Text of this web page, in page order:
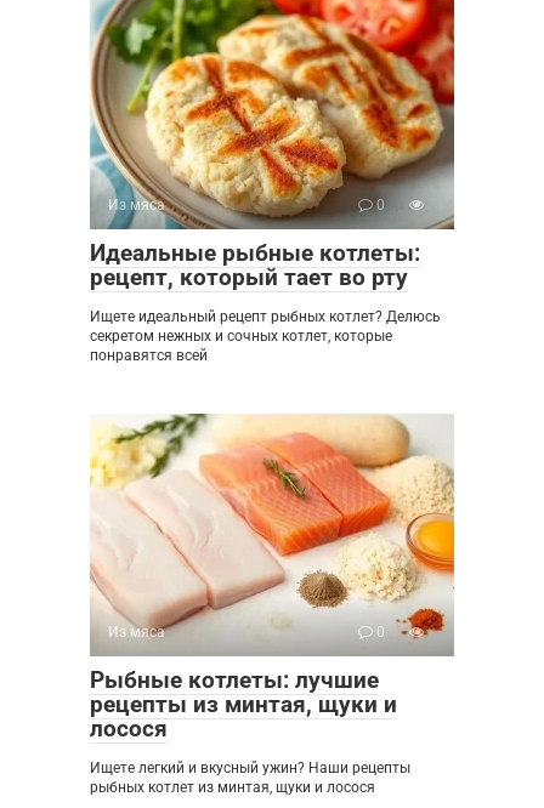
Из мяса 0
Идеальные рыбные котлеты:
рецепт, который тает во рту
Ищете идеальный рецепт рыбных котлет? Делюсь
секретом нежных и сочных котлет, которые
понравятся всей
Из мяса 0
Рыбные котлеты: лучшие
рецепты из минтая, щуки и
лосося
Ищете легкий и вкусный ужин? Наши рецепты
рыбных котлет из минтая, щуки и лосося